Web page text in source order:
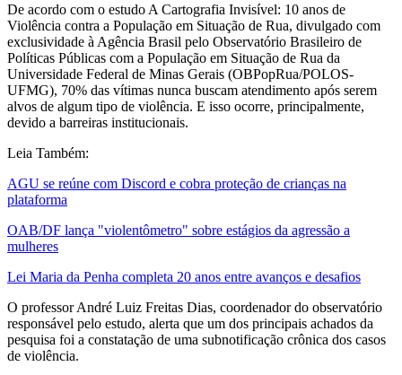
De acordo com o estudo A Cartografia Invisível: 10 anos de
Violência contra a População em Situação de Rua, divulgado com
exclusividade à Agência Brasil pelo Observatório Brasileiro de
Políticas Públicas com a População em Situação de Rua da
Universidade Federal de Minas Gerais (OBPopRua/POLOS-
UFMG), 70% das vítimas nunca buscam atendimento após serem
alvos de algum tipo de violência. E isso ocorre, principalmente,
devido a barreiras institucionais.
Leia Também:
AGU se reúne com Discord e cobra proteção de crianças na
plataforma
OAB/DF lança "violentômetro" sobre estágios da agressão a
mulheres
Lei Maria da Penha completa 20 anos entre avanços e desafios
O professor André Luiz Freitas Dias, coordenador do observatório
responsável pelo estudo, alerta que um dos principais achados da
pesquisa foi a constatação de uma subnotificação crônica dos casos
de violência.